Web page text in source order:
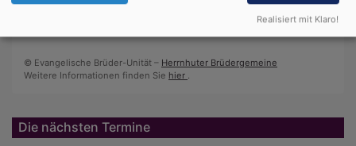
Frieden denen, die nahe waren.
© Evangelische Brüder-Unität – Herrnhuter Brüdergemeine
Weitere Informationen finden Sie hier .
Die nächsten Termine
Realisiert mit Klaro!